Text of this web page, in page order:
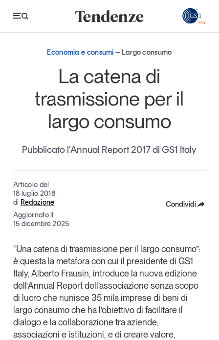
Tendenze
Economia e consumi
Innovazione
Logistica
Retail e brand
Grandi temi
Magazine
Articoli
Dossier
Il Numero
Interviste
Comunicati stampa
Video
Podcast
Economia e consumi Largo consumo
La catena di
trasmissione per il
largo consumo
Pubblicato l’Annual Report 2017 di GS1 Italy
Articolo del
18 luglio 2018
di Redazione
Aggiornato il
15 dicembre 2025
Condividi
Linkedin
“Una catena di trasmissione per il largo consumo”:
è questa la metafora con cui il presidente di GS1
Italy,Alberto Frausin, introduce la nuova edizione
dell’Annual Reportdell’associazione senza scopo
di lucro che riunisce 35 mila imprese di beni di
largo consumo che ha l’obiettivo di facilitare il
dialogo e la collaborazione tra aziende,
associazioni e istituzioni, e di creare valore,